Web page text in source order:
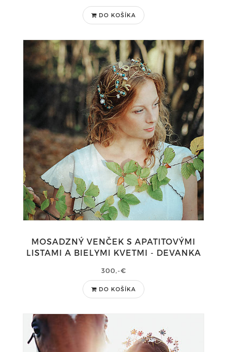
DO KOŠÍKA
MOSADZNÝ VENČEK S APATITOVÝMI
LISTAMI A BIELYMI KVETMI - DEVANKA
300,-€
DO KOŠÍKA